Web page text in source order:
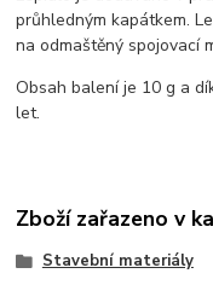
průhledným kapátkem.
na odmaštěný spojovací
Obsah balení je 10 g a
let.
Zboží zařazeno v
Stavební materiály